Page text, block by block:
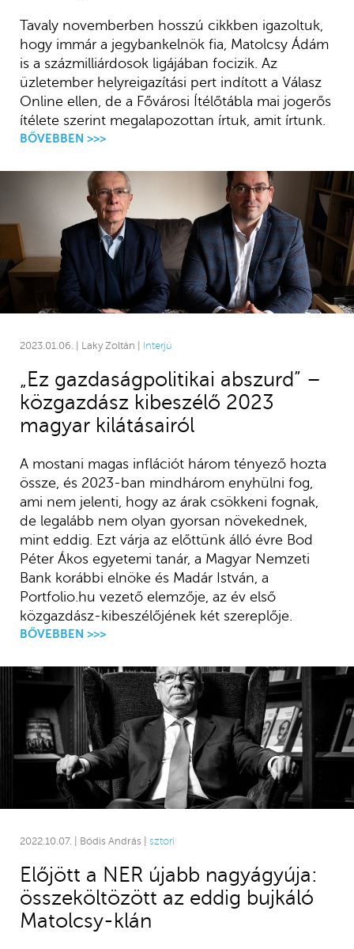
Tavaly novemberben hosszú cikkben igazoltuk,
hogy immár a jegybankelnök fia, Matolcsy Ádám
is a százmilliárdosok ligájában focizik. Az
üzletember helyreigazítási pert indított a Válasz
Online ellen, de a Fővárosi Ítélőtábla mai jogerős
ítélete szerint megalapozottan írtuk, amit írtunk.
BŐVEBBEN >>>
2023.01.06. | Laky Zoltán | Interjú
„Ez gazdaságpolitikai abszurd” –
közgazdász kibeszélő 2023
magyar kilátásairól
A mostani magas inflációt három tényező hozta
össze, és 2023-ban mindhárom enyhülni fog,
ami nem jelenti, hogy az árak csökkeni fognak,
de legalább nem olyan gyorsan növekednek,
mint eddig. Ezt várja az előttünk álló évre Bod
Péter Ákos egyetemi tanár, a Magyar Nemzeti
Bank korábbi elnöke és Madár István, a
Portfolio.hu vezető elemzője, az év első
közgazdász-kibeszélőjének két szereplője.
BŐVEBBEN >>>
2022.10.07. | Bódis András | sztori
Előjött a NER újabb nagyágyúja:
összeköltözött az eddig bujkáló
Matolcsy-klán